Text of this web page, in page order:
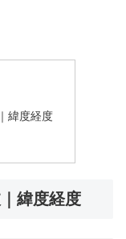
緯度経度
緯度経度